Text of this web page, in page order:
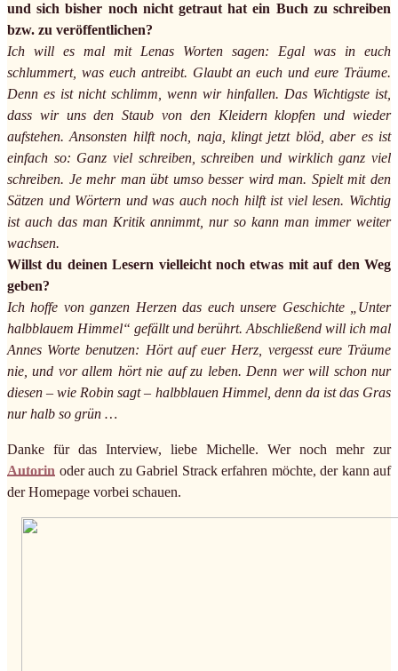
und sich bisher noch nicht getraut hat ein Buch zu schreiben
bzw. zu veröffentlichen?
Ich will es mal mit Lenas Worten sagen: Egal was in euch
schlummert, was euch antreibt. Glaubt an euch und eure Träume.
Denn es ist nicht schlimm, wenn wir hinfallen. Das Wichtigste ist,
dass wir uns den Staub von den Kleidern klopfen und wieder
aufstehen. Ansonsten hilft noch, naja, klingt jetzt blöd, aber es ist
einfach so: Ganz viel schreiben, schreiben und wirklich ganz viel
schreiben. Je mehr man übt umso besser wird man. Spielt mit den
Sätzen und Wörtern und was auch noch hilft ist viel lesen. Wichtig
ist auch das man Kritik annimmt, nur so kann man immer weiter
wachsen.
Willst du deinen Lesern vielleicht noch etwas mit auf den Weg
geben?
Ich hoffe von ganzen Herzen das euch unsere Geschichte „Unter
halbblauem Himmel“ gefällt und berührt. Abschließend will ich mal
Annes Worte benutzen: Hört auf euer Herz, vergesst eure Träume
nie, und vor allem hört nie auf zu leben. Denn wer will schon nur
diesen – wie Robin sagt – halbblauen Himmel, denn da ist das Gras
nur halb so grün …
Danke für das Interview, liebe Michelle. Wer noch mehr zur
Autorin oder auch zu Gabriel Strack erfahren möchte, der kann auf
der Homepage vorbei schauen.